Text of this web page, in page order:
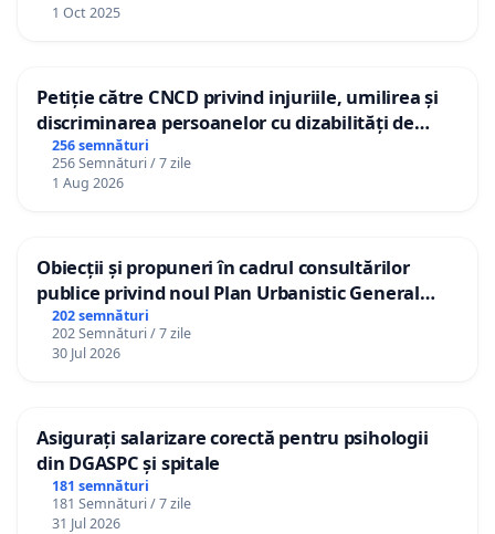
1 Oct 2025
Petiție către CNCD privind injuriile, umilirea și
discriminarea persoanelor cu dizabilități de
către utilizatorul TikTok „Gorici”
256 semnături
256 Semnături / 7 zile
1 Aug 2026
Obiecții și propuneri în cadrul consultărilor
publice privind noul Plan Urbanistic General
(PUG) Ialoveni
202 semnături
202 Semnături / 7 zile
30 Jul 2026
Asigurați salarizare corectă pentru psihologii
din DGASPC și spitale
181 semnături
181 Semnături / 7 zile
31 Jul 2026